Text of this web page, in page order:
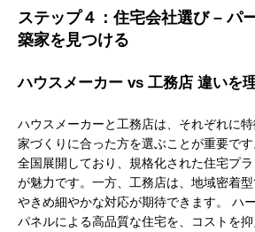
ステップ４：住宅会社選び – パ
築家を見つける
ハウスメーカー vs 工務店 違いを
ハウスメーカーと工務店は、それぞれに
家づくりに合った方を選ぶことが重要です
全国展開しており、規格化された住宅プ
が魅力です。一方、工務店は、地域密着
やきめ細やかな対応が期待できます。 ハ
パネルによる高品質な住宅を、コストを抑